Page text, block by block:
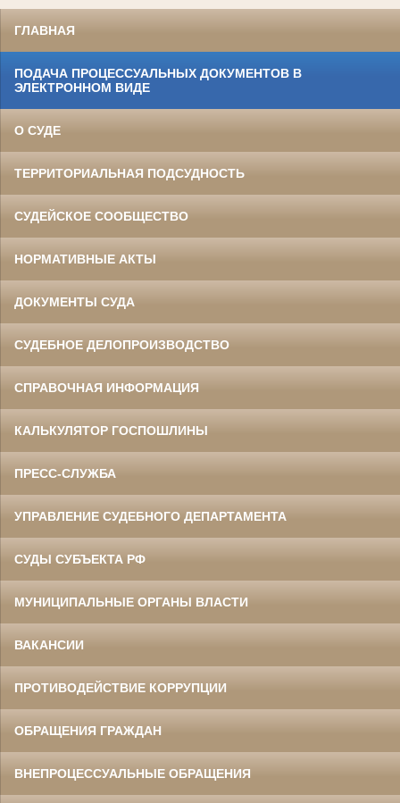
ГЛАВНАЯ
ПОДАЧА ПРОЦЕССУАЛЬНЫХ ДОКУМЕНТОВ В
ЭЛЕКТРОННОМ ВИДЕ
О СУДЕ
ТЕРРИТОРИАЛЬНАЯ ПОДСУДНОСТЬ
СУДЕЙСКОЕ СООБЩЕСТВО
НОРМАТИВНЫЕ АКТЫ
ДОКУМЕНТЫ СУДА
СУДЕБНОЕ ДЕЛОПРОИЗВОДСТВО
СПРАВОЧНАЯ ИНФОРМАЦИЯ
КАЛЬКУЛЯТОР ГОСПОШЛИНЫ
ПРЕСС-СЛУЖБА
УПРАВЛЕНИЕ СУДЕБНОГО ДЕПАРТАМЕНТА
СУДЫ СУБЪЕКТА РФ
МУНИЦИПАЛЬНЫЕ ОРГАНЫ ВЛАСТИ
ВАКАНСИИ
ПРОТИВОДЕЙСТВИЕ КОРРУПЦИИ
ОБРАЩЕНИЯ ГРАЖДАН
ВНЕПРОЦЕССУАЛЬНЫЕ ОБРАЩЕНИЯ